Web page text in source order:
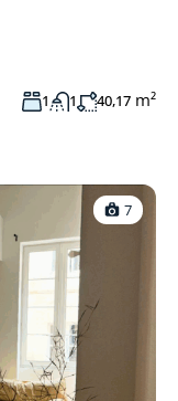
1 1 40,17 m²
7